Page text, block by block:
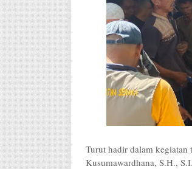
Turut hadir dalam
Kusumawardhana, S.H.,